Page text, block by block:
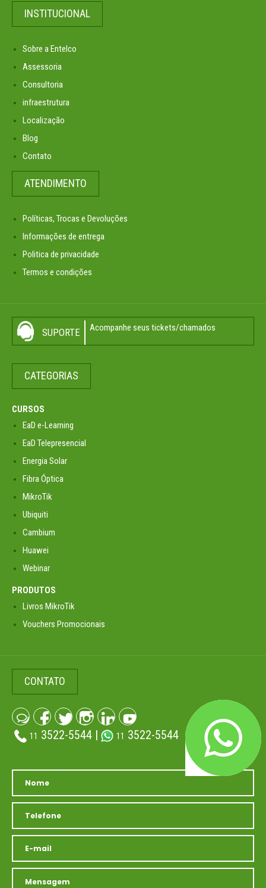
INSTITUCIONAL
Sobre a Entelco
Assessoria
Consultoria
infraestrutura
Localização
Blog
Contato
ATENDIMENTO
Políticas, Trocas e Devoluções
Informações de entrega
Politica de privacidade
Termos e condições
SUPORTE Acompanhe seus tickets/chamados
CATEGORIAS
CURSOS
EaD e-Learning
EaD Telepresencial
Energia Solar
Fibra Óptica
MikroTik
Ubiquiti
Cambium
Huawei
Webinar
PRODUTOS
Livros MikroTik
Vouchers Promocionais
CONTATO
11 3522-5544 | 11 3522-5544
(atendimento whatsapp)